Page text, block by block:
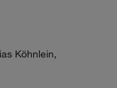
Köhnlein,